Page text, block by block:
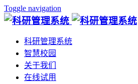
Toggle navigation
科研管理系统
智慧校园
关于我们
在线试用